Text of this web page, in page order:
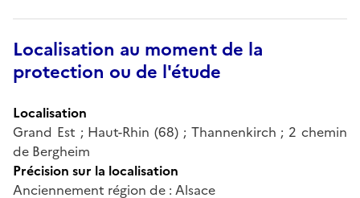
Localisation au moment de la
protection ou de l'étude
Localisation
Grand Est ; Haut-Rhin (68) ; Thannenkirch ; 2 chemin
de Bergheim
Précision sur la localisation
Anciennement région de : Alsace